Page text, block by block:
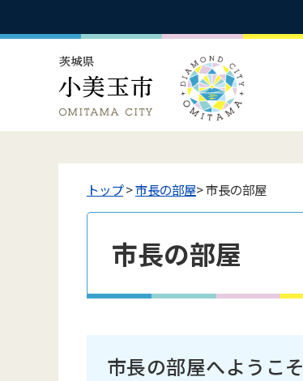
トップ>市長の部屋> 市長の部屋
市長の部屋
市長の部屋へようこそ